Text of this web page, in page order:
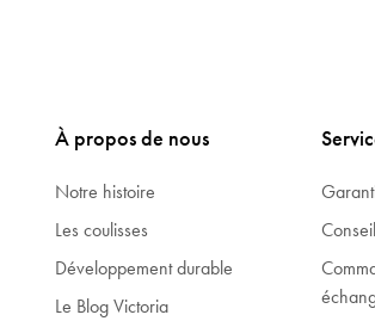
À propos de nous
Notre histoire
Les coulisses
Développement durable
Le Blog Victoria